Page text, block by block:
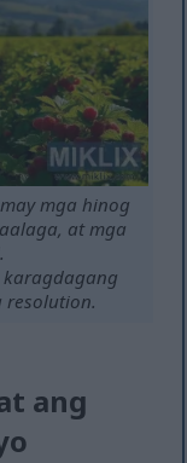
mga hinog
at mga
resolution.
ang